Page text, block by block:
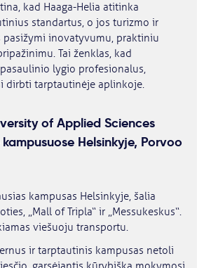
kad Haaga-Helia atitinka
standartus, o jos turizmo ir
inovatyvumu, praktiniu
Tai ženklas, kad
lygio profesionalus,
dirbti tarptautinėje aplinkoje.
of Applied Sciences
Helsinkyje, Porvoo
kampusas Helsinkyje, šalia
„Mall of Tripla“ ir „Messukeskus“.
viešuoju transportu.
ir tarptautinis kampusas netoli